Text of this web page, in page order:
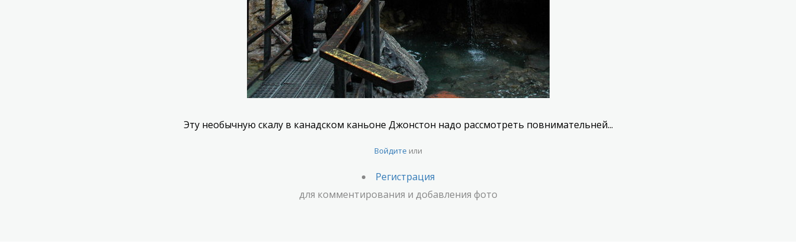
Эту необычную скалу в канадском каньоне Джонстон надо рассмотреть повнимательней...
Войдите или
Регистрация
для комментирования и добавления фото